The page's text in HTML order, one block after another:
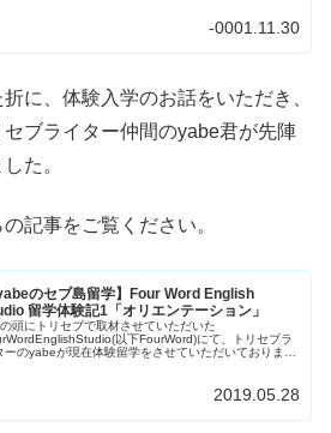
-0001.11.30
に、体験入学のお話をいただき、
ブライター仲間のyabe君が先陣
た。
記事をご覧ください。
yabeのセブ島留学】Four Word English
留学体験記1「オリエンテーション」
頭にトリセブで取材させていただいた
以下FourWord)にて、トリセブラ
ーのyabeが現在体験留学をさせていただいておりま
留学初日となった昨日5/27(月)の様子をレポートしま
FourWordの場所学校の場所は前述の...
2019.05.28